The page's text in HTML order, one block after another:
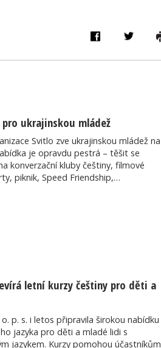
ukrajinskou mládež
Svitlo zve ukrajinskou mládež na
je opravdu pestrá – těšit se
konverzační kluby češtiny, filmové
piknik, Speed Friendship,…
letní kurzy češtiny pro děti a
p. s. i letos připravila širokou nabídku
jazyka pro děti a mladé lidi s
jazykem. Kurzy pomohou účastníkům